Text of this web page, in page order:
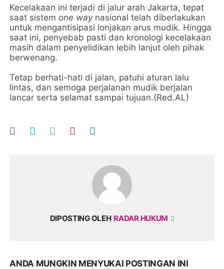
Kecelakaan ini terjadi di jalur arah Jakarta, tepat
saat sistemone waynasional telah diberlakukan
untuk mengantisipasi lonjakan arus mudik. Hingga
saat ini, penyebab pasti dan kronologi kecelakaan
masih dalam penyelidikan lebih lanjut oleh pihak
berwenang.
Tetap berhati-hati di jalan, patuhi aturan lalu
lintas, dan semoga perjalanan mudik berjalan
lancar serta selamat sampai tujuan.(Red.AL)
DIPOSTING OLEH RADAR HUKUM
ANDA MUNGKIN MENYUKAI POSTINGAN INI